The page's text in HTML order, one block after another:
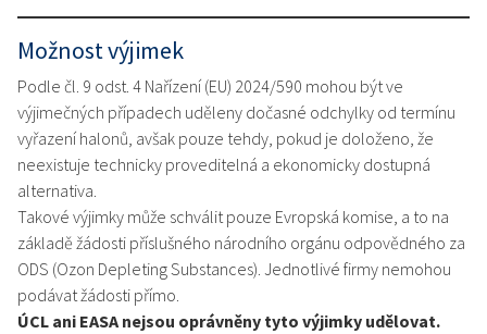
Možnost výjimek
Podle čl. 9 odst. 4 Nařízení (EU) 2024/590 mohou být ve
výjimečných případech uděleny dočasné odchylky od termínu
vyřazení halonů, avšak pouze tehdy, pokud je doloženo, že
neexistuje technicky proveditelná a ekonomicky dostupná
alternativa.
Takové výjimky může schválit pouze Evropská komise, a to na
základě žádosti příslušného národního orgánu odpovědného za
ODS (Ozon Depleting Substances). Jednotlivé firmy nemohou
podávat žádosti přímo.
ÚCL ani EASA nejsou oprávněny tyto výjimky udělovat.